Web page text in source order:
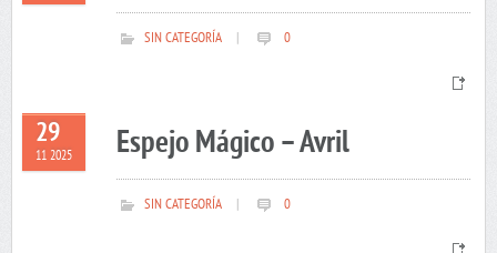
SIN CATEGORÍA 0
29
11 2025 Espejo Mágico – Avril
SIN CATEGORÍA 0